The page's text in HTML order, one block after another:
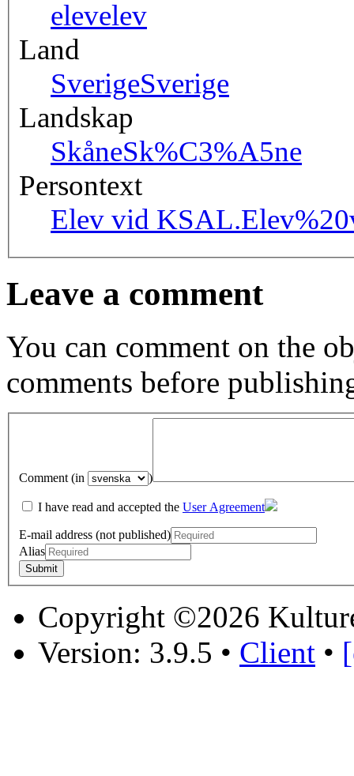
elevelev
Land
SverigeSverige
Landskap
SkåneSk%C3%A5ne
Persontext
Elev vid KSAL.
Leave a comment
You can comment on the
comments before
Comment (in )
I have read and accepted the User Agreement
E-mail address (not published)
Alias
Copyright ©2026
Version: 3.9.5 • Client •